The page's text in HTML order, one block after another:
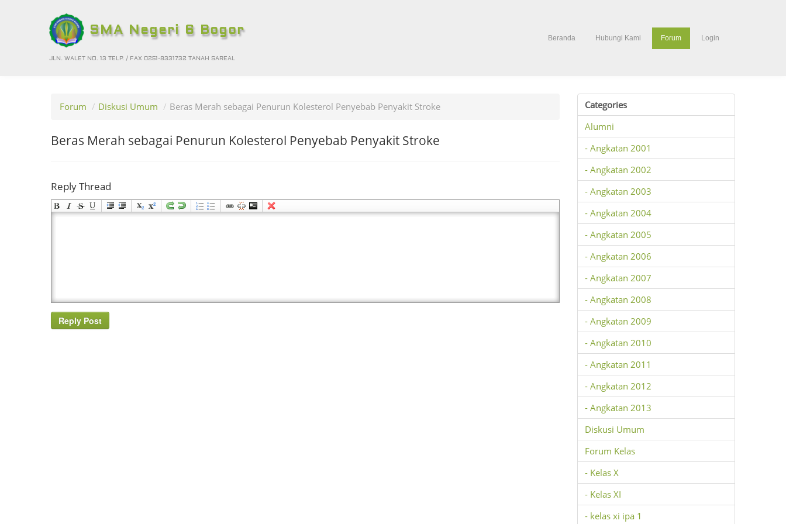
SMA Negeri 6 Bogor
JLN. WALET NO. 13 TELP. / FAX 0251-8331732 TANAH SAREAL
Beranda Hubungi Kami Forum Login
Forum / Diskusi Umum / Beras Merah sebagai Penurun Kolesterol Penyebab Penyakit Stroke
Beras Merah sebagai Penurun Kolesterol Penyebab Penyakit Stroke
Reply Thread
Categories
Alumni
- Angkatan 2001
- Angkatan 2002
- Angkatan 2003
- Angkatan 2004
- Angkatan 2005
- Angkatan 2006
- Angkatan 2007
- Angkatan 2008
- Angkatan 2009
- Angkatan 2010
- Angkatan 2011
- Angkatan 2012
- Angkatan 2013
Diskusi Umum
Forum Kelas
- Kelas X
- Kelas XI
- kelas xi ipa 1